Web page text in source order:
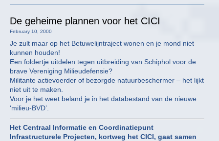
De geheime plannen voor het CICI
February 10, 2000
Je zult maar op het Betuwelijntraject wonen en je mond niet
kunnen houden!
Een foldertje uitdelen tegen uitbreiding van Schiphol voor de
brave Vereniging Milieudefensie?
Militante actievoerder of bezorgde natuurbeschermer – het lijkt
niet uit te maken.
Voor je het weet beland je in het databestand van de nieuwe
‘milieu-BVD’.
Het Centraal Informatie en Coordinatiepunt
Infrastructurele Projecten, kortweg het CICI, gaat samen